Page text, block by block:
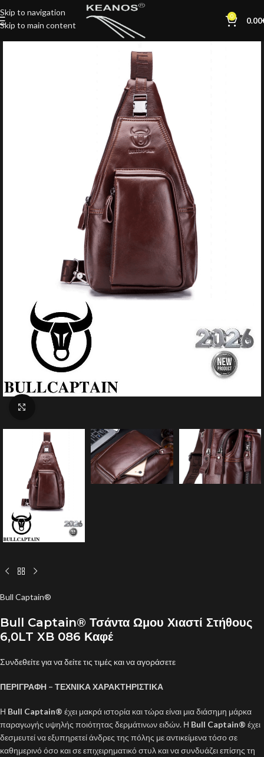
Skip to navigation
Skip to main content
0 0.00
Bull Captain®
Bull Captain® Τσάντα Ωμου Χιαστί Στήθους
6,0LT XB 086 Καφέ
Συνδεθείτε για να δείτε τις τιμές και να αγοράσετε
ΠΕΡΙΓΡΑΦΗ – ΤΕΧΝΙΚΑ ΧΑΡΑΚΤΗΡΙΣΤΙΚΑ
Η Bull Captain® έχει μακρά ιστορία και τώρα είναι μια διάσημη μάρκα
παραγωγής υψηλής ποιότητας δερμάτινων ειδών. Η Bull Captain® έχει
δεσμευτεί να εξυπηρετεί άνδρες της πόλης με αντικείμενα τόσο σε
καθημερινό όσο και σε επιχειρηματικό στυλ και να συνδυάζει επίσης τη